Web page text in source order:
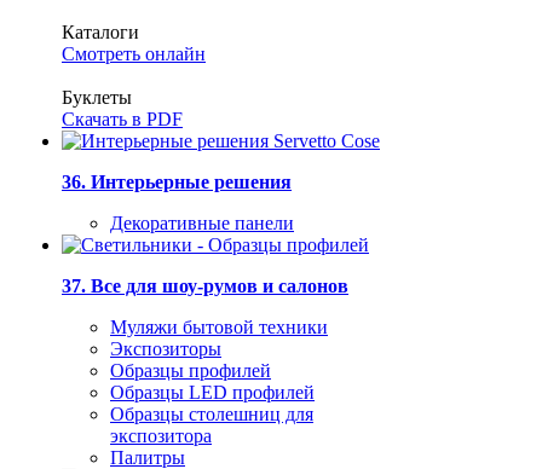
Каталоги
Смотреть онлайн
Буклеты
Скачать в PDF
36. Интерьерные решения
Декоративные панели
37. Все для шоу-румов и салонов
Муляжи бытовой техники
Экспозиторы
Образцы профилей
Образцы LED профилей
Образцы столешниц для
экспозитора
Палитры